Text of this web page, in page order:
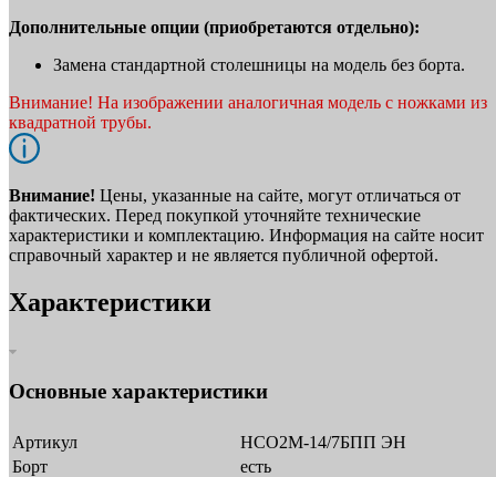
Дополнительные опции (приобретаются отдельно):
Замена стандартной столешницы на модель без борта.
Внимание! На изображении аналогичная модель с ножками из
квадратной трубы.
Внимание! Цены, указанные на сайте, могут отличаться от
фактических. Перед покупкой уточняйте технические
характеристики и комплектацию. Информация на сайте носит
справочный характер и не является публичной офертой.
Характеристики
Основные характеристики
Артикул
НСО2М-14/7БПП ЭН
Борт
есть